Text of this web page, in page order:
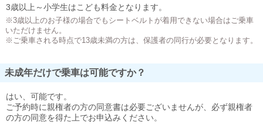
3歳以上～小学生はこども料金となります。
※3歳以上のお子様の場合でもシートベルトが着用できない場合はご乗車
いただけません。
※ご乗車される時点で13歳未満の方は、保護者の同行が必要となります。
未成年だけで乗車は可能ですか？
はい、可能です。
ご予約時に親権者の方の同意書は必要ございませんが、必ず親権者
の方の同意を得た上でお申込みください。